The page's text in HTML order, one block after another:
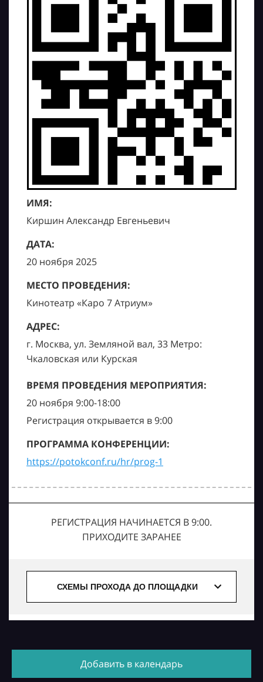
ИМЯ:
Киршин Александр Евгеньевич
ДАТА:
20 ноября 2025
МЕСТО ПРОВЕДЕНИЯ:
Кинотеатр «Каро 7 Атриум»
АДРЕС:
г. Москва, ул. Земляной вал, 33 Метро:
Чкаловская или Курская
ВРЕМЯ ПРОВЕДЕНИЯ МЕРОПРИЯТИЯ:
20 ноября 9:00-18:00
Регистрация открывается в 9:00
ПРОГРАММА КОНФЕРЕНЦИИ:
https://potokconf.ru/hr/prog-1
РЕГИСТРАЦИЯ НАЧИНАЕТСЯ В 9:00.
ПРИХОДИТЕ ЗАРАНЕЕ
СХЕМЫ ПРОХОДА ДО ПЛОЩАДКИ
Добавить в календарь